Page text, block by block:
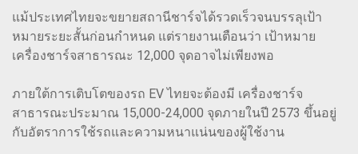
แม้ประเทศไทยจะขยายสถานีชาร์จได้รวดเร็วจนบรรลุเป้า
หมายระยะสั้นก่อนกำหนด แต่รายงานเตือนว่า เป้าหมาย
เครื่องชาร์จสาธารณะ 12,000 จุดอาจไม่เพียงพอ
ภายใต้การเติบโตของรถ EV ไทยจะต้องมี เครื่องชาร์จ
สาธารณะประมาณ 15,000-24,000 จุดภายในปี 2573 ขึ้นอยู่
กับอัตราการใช้รถและความหนาแน่นของผู้ใช้งาน